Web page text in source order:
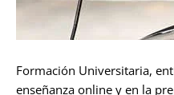
Formación Universitaria,
enseñanza online y en la